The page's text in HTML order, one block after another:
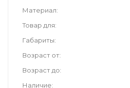
Материал
Товар для
Габариты
Возраст от
Возраст до
Наличие